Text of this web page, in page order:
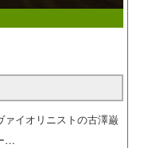
イオリニストの古澤巌
…